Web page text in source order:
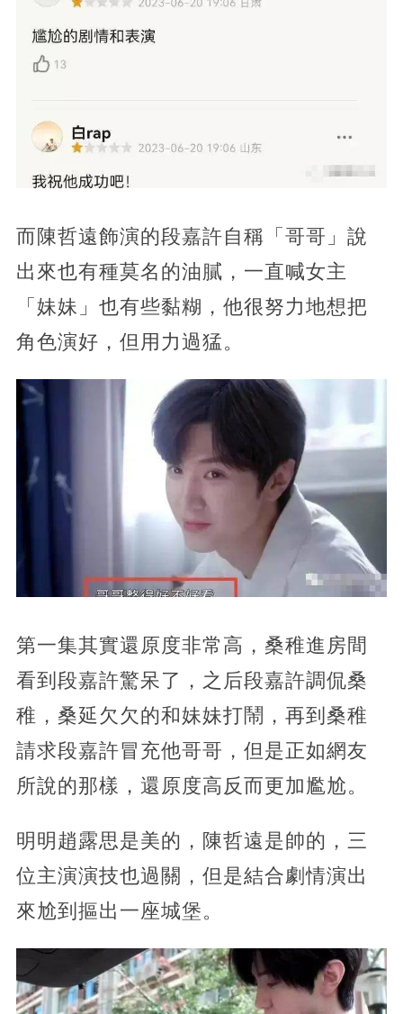
而陳哲遠飾演的段嘉許自稱「哥哥」說
出來也有種莫名的油膩，一直喊女主
「妹妹」也有些黏糊，他很努力地想把
角色演好，但用力過猛。
第一集其實還原度非常高，桑稚進房間
看到段嘉許驚呆了，之后段嘉許調侃桑
稚，桑延欠欠的和妹妹打鬧，再到桑稚
請求段嘉許冒充他哥哥，但是正如網友
所說的那樣，還原度高反而更加尷尬。
明明趙露思是美的，陳哲遠是帥的，三
位主演演技也過關，但是結合劇情演出
來尬到摳出一座城堡。